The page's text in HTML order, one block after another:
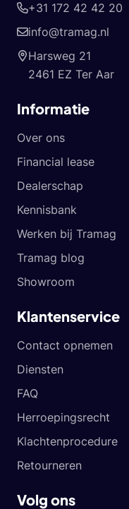
+31 172 42 42 20
info@tramag.nl
Harsweg 21
2461 EZ Ter Aar
Informatie
Over ons
Financial lease
Dealerschap
Kennisbank
Werken bij Tramag
Tramag blog
Showroom
Klantenservice
Contact opnemen
Diensten
FAQ
Herroepingsrecht
Klachtenprocedure
Retourneren
Volg ons